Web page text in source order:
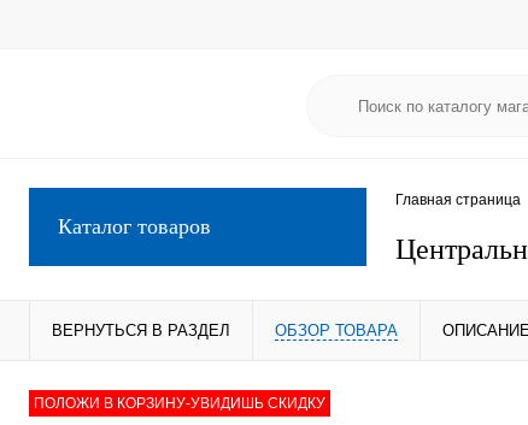
Каталог товаров
Главная страница
ВЕРНУТЬСЯ В РАЗДЕЛ ОБЗОР ТОВАРА
ПОЛОЖИ В КОРЗИНУ-УВИДИШЬ СКИДКУ